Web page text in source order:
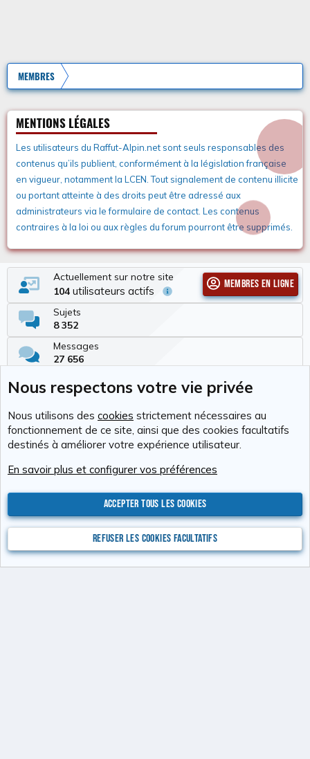
MEMBRES
MENTIONS LÉGALES
Les utilisateurs du Raffut-Alpin.net sont seuls responsables des
contenus qu’ils publient, conformément à la législation française
en vigueur, notamment la LCEN. Tout signalement de contenu illicite
ou portant atteinte à des droits peut être adressé aux
administrateurs via le formulaire de contact. Les contenus
contraires à la loi ou aux règles du forum pourront être supprimés.
Actuellement sur notre site
104 utilisateurs actifs
Membres en ligne
Sujets
8 352
Messages
27 656
337
Dernier membre
Tchimbé Red
Nous contacter
Conditions générales d'utilisation
ValentinXenforo Add-ons© by ©XenTR
Ultimate Staff Pagecreated by StylesFactory
© Jason Axelrod of 8WAYRUN
XenAtendo 2 PRO© Jason Axelrod of8WAYRUN
Nous respectons votre vie privée
Nous utilisons des cookies strictement nécessaires au
fonctionnement de ce site, ainsi que des cookies facultatifs
destinés à améliorer votre expérience utilisateur.
En savoir plus et configurer vos préférences
Accepter tous les cookies
Refuser les cookies facultatifs